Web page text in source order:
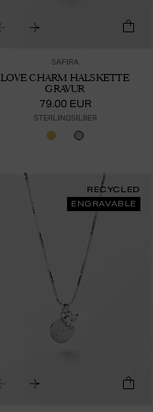
SAFIRA
LOVE CHARM HALSKETTE
GRAVUR
79.00 EUR
STERLINGSILBER
RECYCLED
ENGRAVABLE